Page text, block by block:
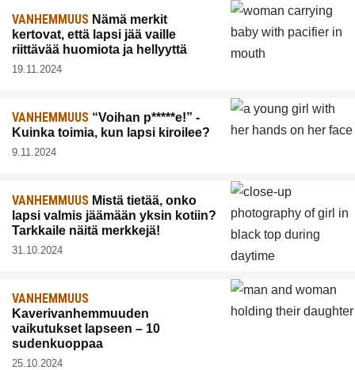
VANHEMMUUS Nämä merkit
kertovat, että lapsi jää vaille
riittävää huomiota ja hellyyttä
19.11.2024
VANHEMMUUS “Voihan p*****e!” -
Kuinka toimia, kun lapsi kiroilee?
9.11.2024
VANHEMMUUS Mistä tietää, onko
lapsi valmis jäämään yksin kotiin?
Tarkkaile näitä merkkejä!
31.10.2024
VANHEMMUUS
Kaverivanhemmuuden
vaikutukset lapseen – 10
sudenkuoppaa
25.10.2024